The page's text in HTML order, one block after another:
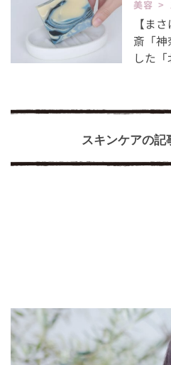
美容 >
【ま
斎「神
した
スキンケアの記